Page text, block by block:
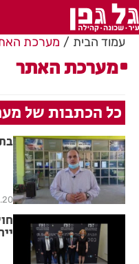
עמוד הבית מערכת
מערכת האתר
כל הכתבות של